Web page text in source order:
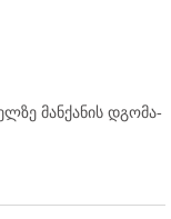
მანქანის დგომა-